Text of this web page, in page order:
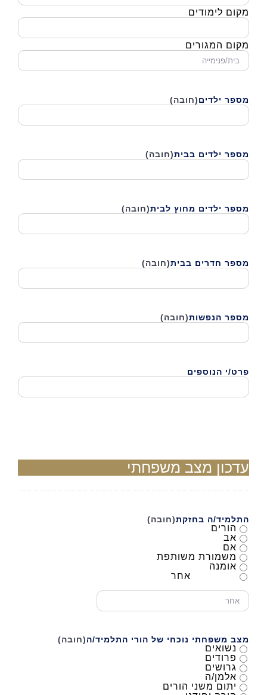
מספר ילדים(חובה)
מספר ילדים בבית(חובה)
מספר ילדים מחוץ לבית(חובה)
מספר חדרים בבית(חובה)
מספר הנפשות(חובה)
פרט/י הנוספים
עדכון מצב משפחתי
התלמיד/ה בחזקת(חובה)
הורים
אב
אם
משמורת משותפת
אומנה
אחר
מצב משפחתי נוכחי של הורי התלמיד/ה(חובה)
נשואים
פרודים
גרושים
אלמן/ה
יתום משני הורים